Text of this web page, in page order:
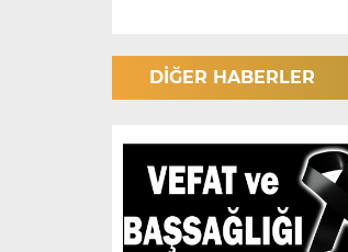
DİĞER HABERLER